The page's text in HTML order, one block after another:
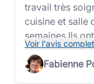
travail très
cuisine et salle
semaines.Ils
d'autres
dans le but de
Voir l'avis complet
Fabienne